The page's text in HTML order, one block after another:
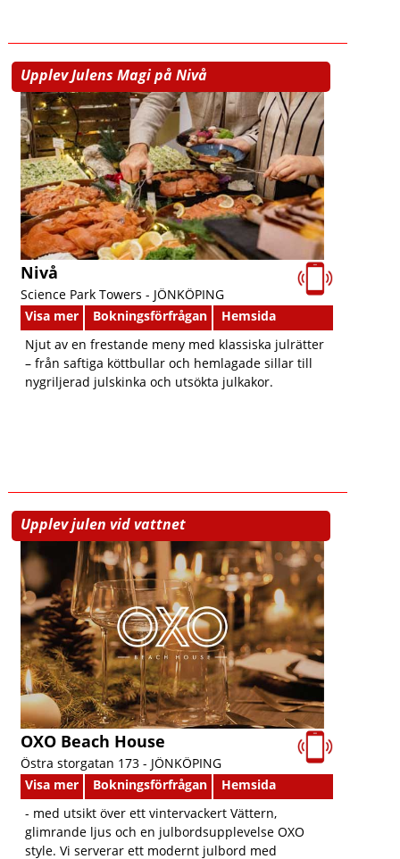
Upplev Julens Magi på Nivå
Nivå
Science Park Towers - JÖNKÖPING
Visa mer
Bokningsförfrågan
Hemsida
Njut av en frestande meny med klassiska julrätter
– från saftiga köttbullar och hemlagade sillar till
nygriljerad julskinka och utsökta julkakor.
Upplev julen vid vattnet
OXO Beach House
Östra storgatan 173 - JÖNKÖPING
Visa mer
Bokningsförfrågan
Hemsida
- med utsikt över ett vintervackert Vättern,
glimrande ljus och en julbordsupplevelse OXO
style. Vi serverar ett modernt julbord med